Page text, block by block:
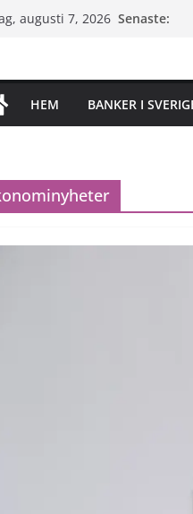
augusti 7, 2026 Senaste:
HEM BANKER I